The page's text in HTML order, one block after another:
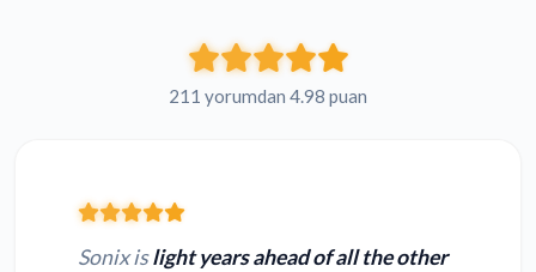
211 yorumdan 4.98 puan
Sonix islight years ahead of all the other